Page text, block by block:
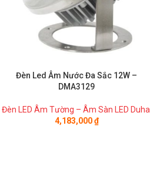
Đèn Led Âm Nước Đa Sắc 12W –
DMA3129
Đèn LED Âm Tường – Âm Sàn LED Duhal
4,183,000₫